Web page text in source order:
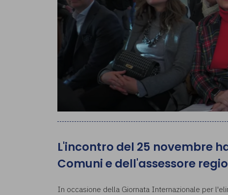
L'incontro del 25 novembre
Comuni e dell'assessore
In occasione della Giornata Internazionale per